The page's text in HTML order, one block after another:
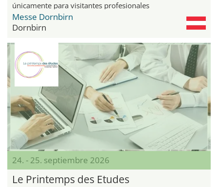
únicamente para visitantes profesionales
Messe Dornbirn
Dornbirn
24. - 25. septiembre 2026
Le Printemps des Etudes